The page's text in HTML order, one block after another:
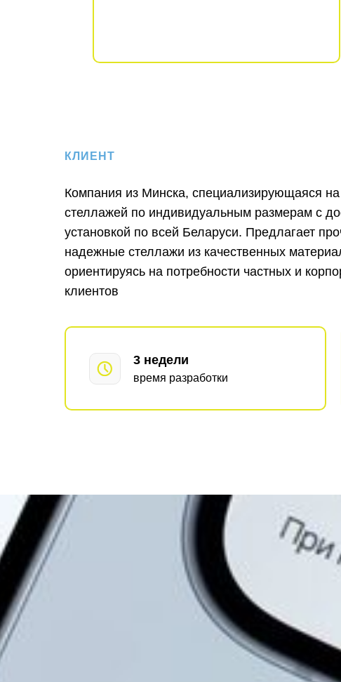
Компания из Минска, специализирующаяся на
стеллажей по индивидуальным размерам с
установкой по всей Беларуси. Предлагает
надежные стеллажи из качественных
ориентируясь на потребности частных и
клиентов
КЛИЕНТ
3 недели
время разработки